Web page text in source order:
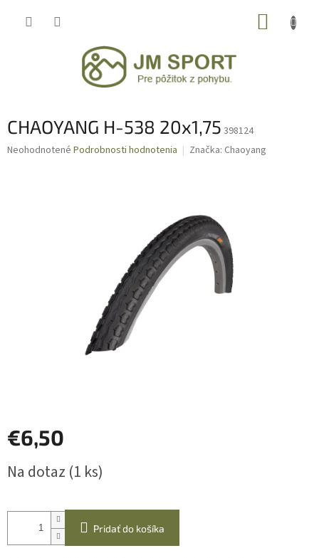
CHAOYANG H-538 20x1,75 398124
Priemerné
Neohodnotené Podrobnosti hodnotenia Značka: Chaoyang
€6,50
cena:
Na dotaz (1 ks)
Pridať do košíka